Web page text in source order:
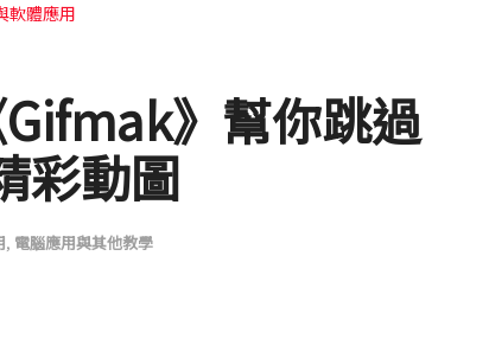
軟體應用
》幫你跳過
彩動圖
, 電腦應用與其他教學